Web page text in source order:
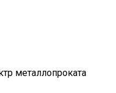
металлопроката